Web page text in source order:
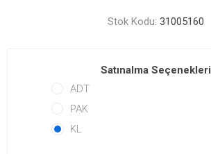
Stok Kodu: 31005160
Satınalma Seçenekleri
ADT
PAK
KL